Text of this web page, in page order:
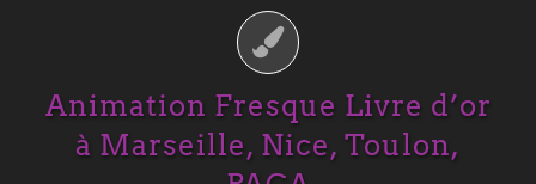
Animation Fresque Livre d’or
à Marseille, Nice, Toulon,